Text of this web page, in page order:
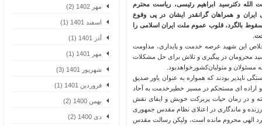
مهر 1402 (2)
اسفند 1401 (1)
آذر 1401 (1)
مهر 1401 (1)
شهریور 1401 (3)
فروردین 1401 (1)
بهمن 1400 (2)
دی 1400 (2)
دکترسید ابراهیم رئیسی، ریاست محترم
و همراهان گرانقدر ایشان در پی وقوع
بالگرد، قلوب عموم ملت ایران اسلامی را
.
این شهید عرصه خدمت و پایداری، مداومت‌
محرومان در پیگیری و تلاش برای حل مشکلات
و متولیانکشورخواهدبود.
ناپذیر بودند که همواره به عنوان یاور صدیق
ای مستحکم در مسیر خطیرخدمت به آحاد
و در زمان حیات پربرکت خویش و ایفای نقش
و ماندگاری در اعتلای نظام مقدس جمهوری
الهی محروم مانده است، ولیکن رسالت مقدس